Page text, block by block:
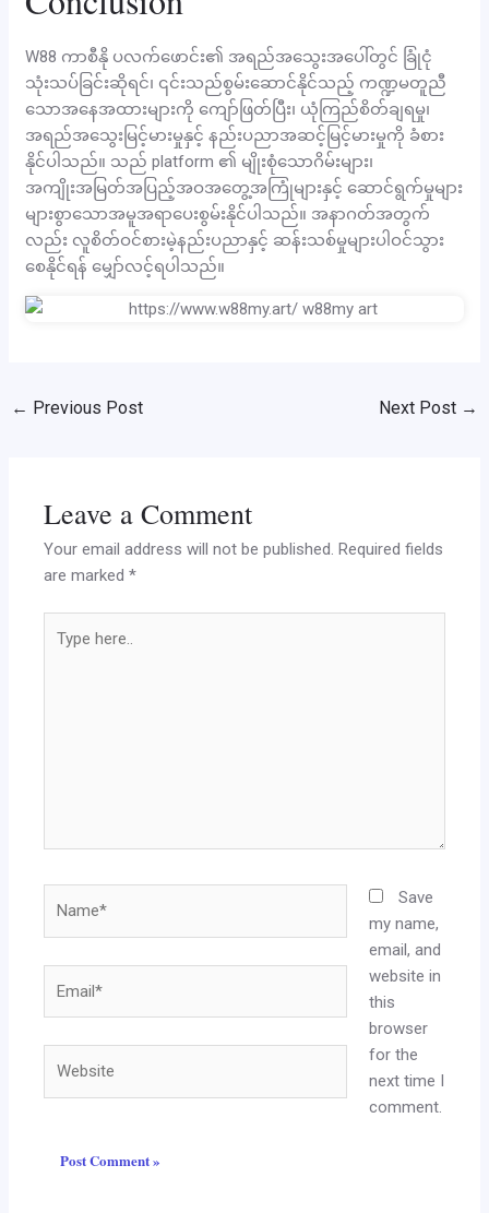
W88 ကာစီနို ပလက်ဖောင်း၏ အရည်အသွေးအပေါ်တွင် ခြုံငုံ
သုံးသပ်ခြင်းဆိုရင်၊ ၎င်းသည်စွမ်းဆောင်နိုင်သည့် ကဏ္ဍမတူညီ
သောအနေအထားများကို ကျော်ဖြတ်ပြီး၊ ယုံကြည်စိတ်ချရမှု၊
အရည်အသွေးမြင့်မားမှုနှင့် နည်းပညာအဆင့်မြင့်မားမှုကို ခံစား
နိုင်ပါသည်။ သည် platform ၏ မျိုးစုံသောဂိမ်းများ၊
အကျိုးအမြတ်အပြည့်အဝအတွေ့အကြုံများနှင့် ဆောင်ရွက်မှုများ
များစွာသောအမူအရာပေးစွမ်းနိုင်ပါသည်။ အနာဂတ်အတွက်
လည်း လူစိတ်ဝင်စားမဲ့နည်းပညာနှင့် ဆန်းသစ်မှုများပါဝင်သွား
စေနိုင်ရန် မျှော်လင့်ရပါသည်။
← Previous Post Next Post →
Leave a Comment
Your email address will not be published. Required fields
are marked*
here..
Save
my name,
email, and
website in
this
browser
for the
next time I
comment.